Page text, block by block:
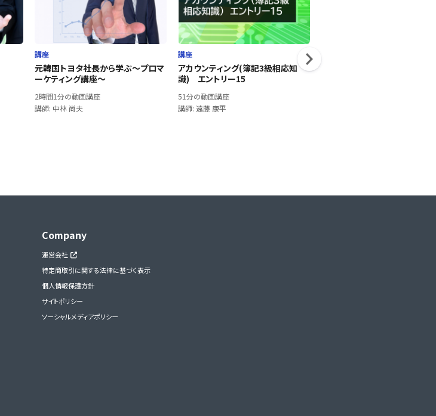
講座
元韓国トヨタ社長から学ぶ～プロマ
ーケティング講座～
2時間1分の動画講座
講師: 中林 尚夫
講座
アカウンティング(簿記3級相応知
識) エントリー15
51分の動画講座
講師: 遠藤 康平
Company
運営会社
特定商取引に関する法律に基づく表示
個人情報保護方針
サイトポリシー
ソーシャルメディアポリシー